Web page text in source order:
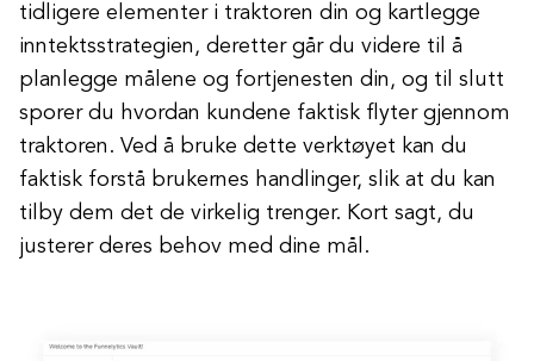
tidligere elementer i traktoren din og kartlegge
inntektsstrategien, deretter går du videre til å
planlegge målene og fortjenesten din, og til slutt
sporer du hvordan kundene faktisk flyter gjennom
traktoren. Ved å bruke dette verktøyet kan du
faktisk forstå brukernes handlinger, slik at du kan
tilby dem det de virkelig trenger. Kort sagt, du
justerer deres behov med dine mål.